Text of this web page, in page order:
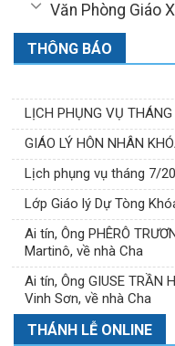
Văn Phòng Giáo
THÔNG BÁO
LỊCH PHỤNG VỤ
GIÁO LÝ HÔN NHÂN
Lịch phụng vụ tháng 7/
Lớp Giáo lý Dự Tòng
Ai tín, Ông PHÊRÔ
Martinô, về nhà Cha
Ai tín, Ông GIUSE TRẦN
Vinh Sơn, về nhà Cha
THÁNH LỄ ONLINE